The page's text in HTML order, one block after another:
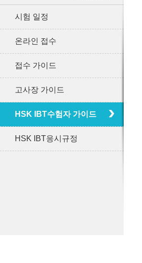
시험 일정
온라인 접수
접수 가이드
고사장 가이드
HSK IBT수험자 가이드
HSK IBT응시규정